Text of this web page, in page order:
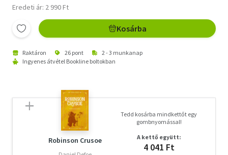
Eredeti ár: 2 990 Ft
Kosárba
Raktáron 26 pont
2 - 3 munkanap
Ingyenes átvétel Bookline boltokban
Robinson Crusoe
Tedd kosárba mindkettőt egy
gombnyomással!
A kettő együtt:
4 041 Ft